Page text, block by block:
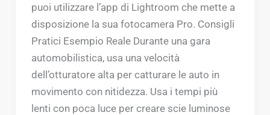
puoi utilizzare l’app di Lightroom che mette a
disposizione la sua fotocamera Pro. Consigli
Pratici Esempio Reale Durante una gara
automobilistica, usa una velocità
dell’otturatore alta per catturare le auto in
movimento con nitidezza. Usa i tempi più
lenti con poca luce per creare scie luminose